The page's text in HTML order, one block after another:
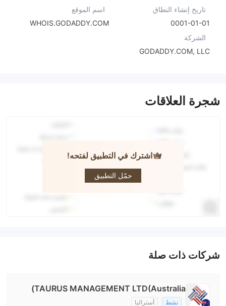
تاريخ إنشاء النطاق
0001-01-01
اسم الموقع
WHOIS.GODADDY.COM
الشركة
GODADDY.COM, LLC
شجرة العلاقات
اشترك في التطبيق لفتحه!
حمّل التطبيق
شركات ذات صلة
TAURUS MANAGEMENT LTD(Australia)
نشط أستراليا